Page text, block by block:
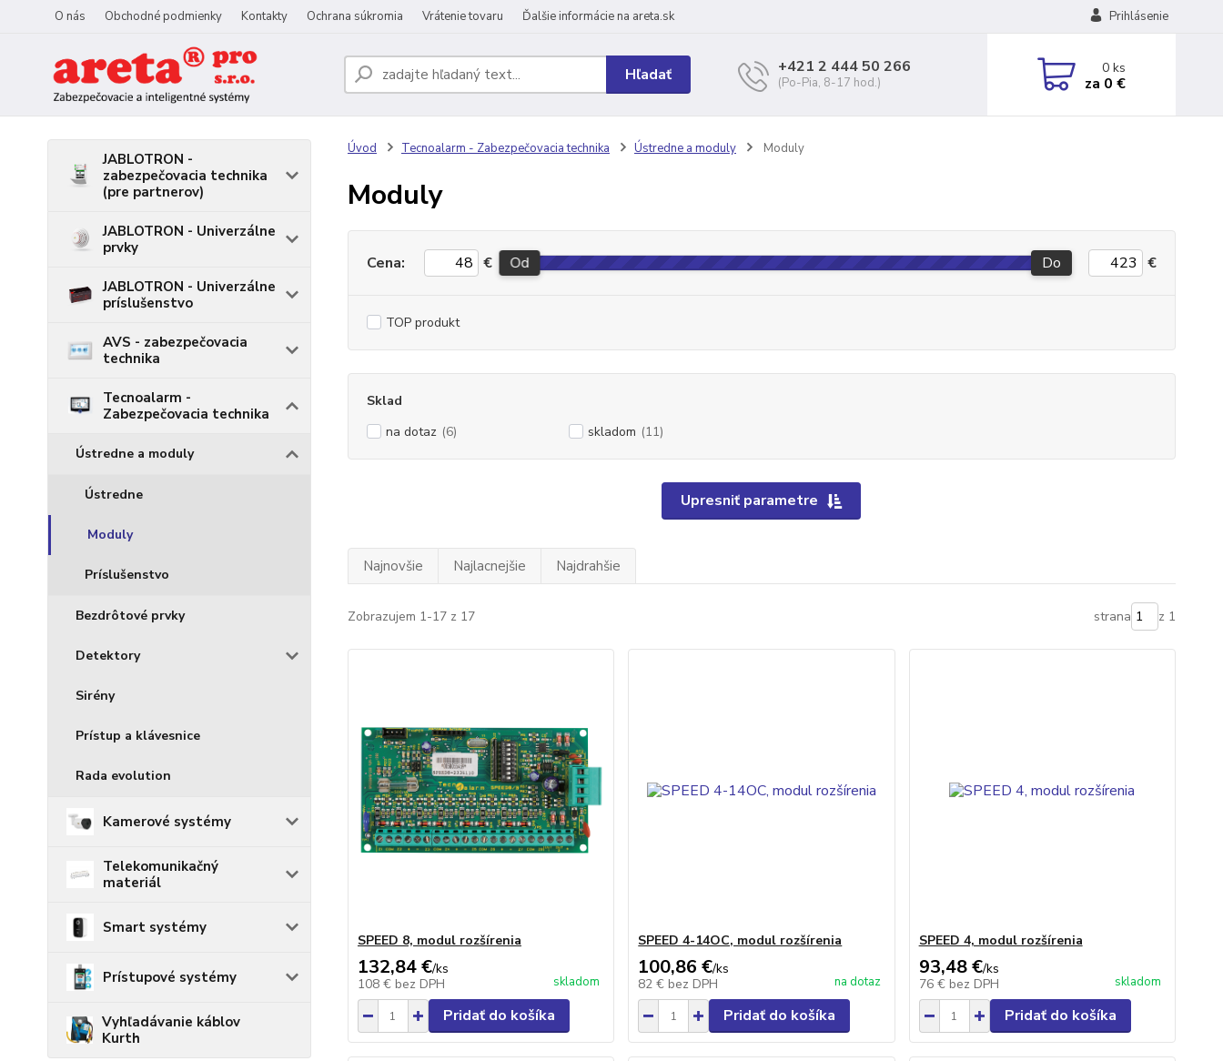
O nás Obchodné podmienky Kontakty Ochrana súkromia Vrátenie tovaru Ďalšie informácie na areta.sk Prihlásenie
Hľadať +421 2 444 50 266
(Po-Pia, 8-17 hod.)
0ks
za 0 €
JABLOTRON -
zabezpečovacia technika
(pre partnerov)
JABLOTRON - Univerzálne
prvky
JABLOTRON - Univerzálne
príslušenstvo
AVS - zabezpečovacia
technika
Tecnoalarm -
Zabezpečovacia technika
Ústredne a moduly
Ústredne
Moduly
Príslušenstvo
Bezdrôtové prvky
Detektory
Sirény
Prístup a klávesnice
Rada evolution
Kamerové systémy
Telekomunikačný
materiál
Smart systémy
Prístupové systémy
Vyhľadávanie káblov
Kurth
Úvod Tecnoalarm - Zabezpečovacia technika Ústredne a moduly Moduly
Moduly
Upresniť parametre
Cena: € Od Do €
TOP produkt
Sklad
na dotaz (6) skladom (11)
Najnovšie Najlacnejšie Najdrahšie
Zobrazujem 1-17 z 17 strana z 1
SPEED 8, modul rozšírenia
132,84 €/ks
108 € bez DPH skladom
Pridať do košíka
SPEED 4-14OC, modul rozšírenia
100,86 €/ks
82 € bez DPH na dotaz
Pridať do košíka
SPEED 4, modul rozšírenia
93,48 €/ks
76 € bez DPH skladom
Pridať do košíka